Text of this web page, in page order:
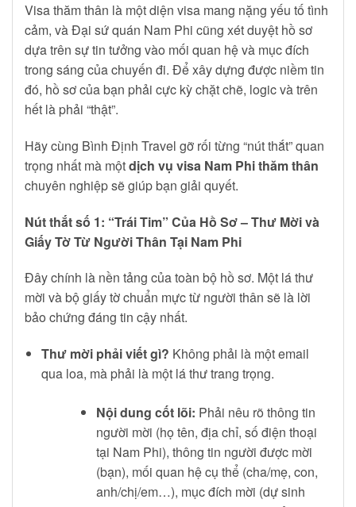
Visa thăm thân là một diện visa mang nặng yếu tố tình
cảm, và Đại sứ quán Nam Phi cũng xét duyệt hồ sơ
dựa trên sự tin tưởng vào mối quan hệ và mục đích
trong sáng của chuyến đi. Để xây dựng được niềm tin
đó, hồ sơ của bạn phải cực kỳ chặt chẽ, logic và trên
hết là phải “thật”.
Hãy cùng Bình Định Travel gỡ rối từng “nút thắt” quan
trọng nhất mà mộtdịch vụ visa Nam Phi thăm thân
chuyên nghiệp sẽ giúp bạn giải quyết.
Nút thắt số 1: “Trái Tim” Của Hồ Sơ – Thư Mời và
Giấy Tờ Từ Người Thân Tại Nam Phi
Đây chính là nền tảng của toàn bộ hồ sơ. Một lá thư
mời và bộ giấy tờ chuẩn mực từ người thân sẽ là lời
bảo chứng đáng tin cậy nhất.
Thư mời phải viết gì? Không phải là một email
qua loa, mà phải là một lá thư trang trọng.
Nội dung cốt lõi: Phải nêu rõ thông tin
người mời (họ tên, địa chỉ, số điện thoại
tại Nam Phi), thông tin người được mời
(bạn), mối quan hệ cụ thể (cha/mẹ, con,
anh/chị/em…), mục đích mời (dự sinh